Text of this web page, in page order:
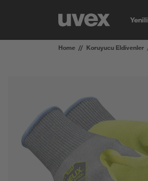
Home Koruyucu Eldivenler